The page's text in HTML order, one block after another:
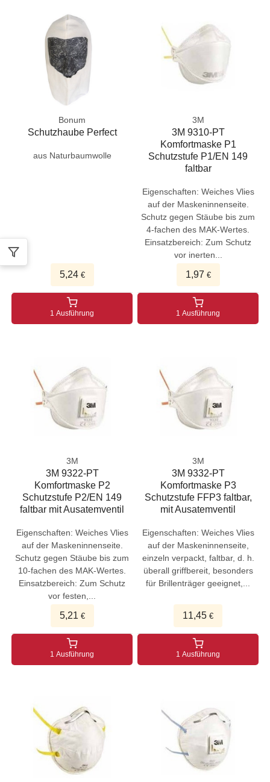
Bonum
Schutzhaube Perfect
aus Naturbaumwolle
5,24€
1 Ausführung
3M
3M 9310-PT
Komfortmaske P1
Schutzstufe P1/EN 149
faltbar
Eigenschaften: Weiches Vlies
auf der Maskeninnenseite.
Schutz gegen Stäube bis zum
4-fachen des MAK-Wertes.
Einsatzbereich: Zum Schutz
vor inerten...
1,97 €
1 Ausführung
3M
3M 9322-PT
Komfortmaske P2
Schutzstufe P2/EN 149
faltbar mit Ausatemventil
Eigenschaften: Weiches Vlies
auf der Maskeninnenseite.
Schutz gegen Stäube bis zum
10-fachen des MAK-Wertes.
Einsatzbereich: Zum Schutz
vor festen,...
5,21€
1 Ausführung
3M
3M 9332-PT
Komfortmaske P3
Schutzstufe FFP3 faltbar,
mit Ausatemventil
Eigenschaften: Weiches Vlies
auf der Maskeninnenseite,
einzeln verpackt, faltbar, d. h.
überall griffbereit, besonders
für Brillenträger geeignet,...
11,45 €
1 Ausführung